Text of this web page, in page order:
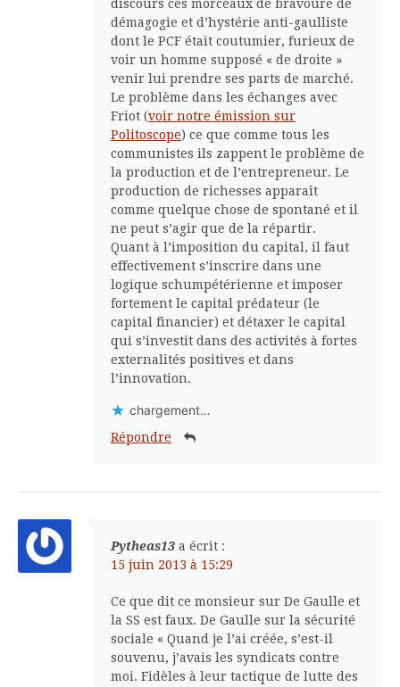
discours ces morceaux de bravoure de
démagogie et d’hystérie anti-gaulliste
dont le PCF était coutumier, furieux de
voir un homme supposé « de droite »
venir lui prendre ses parts de marché.
Le problème dans les échanges avec
Friot (voir notre émission sur
Politoscope) ce que comme tous les
communistes ils zappent le problème de
la production et de l’entrepreneur. Le
production de richesses apparaît
comme quelque chose de spontané et il
ne peut s’agir que de la répartir.
Quant à l’imposition du capital, il faut
effectivement s’inscrire dans une
logique schumpétérienne et imposer
fortement le capital prédateur (le
capital financier) et détaxer le capital
qui s’investit dans des activités à fortes
externalités positives et dans
l’innovation.
chargement…
Répondre
Pytheas13 a écrit :
15 juin 2013 à 15:29
Ce que dit ce monsieur sur De Gaulle et
la SS est faux. De Gaulle sur la sécurité
sociale « Quand je l’ai créée, s’est-il
souvenu, j’avais les syndicats contre
moi. Fidèles à leur tactique de lutte des